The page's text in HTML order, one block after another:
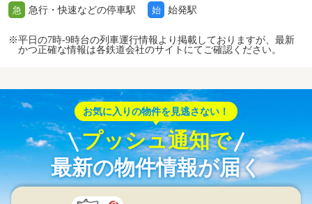
急 急行・快速などの停車駅 始 始発駅
※平日の7時-9時台の列車運行情報より掲載しておりますが、最新
かつ正確な情報は各鉄道会社のサイトにてご確認ください。
お気に入りの物件を見逃さない！
プッシュ通知で
最新の物件情報が届く